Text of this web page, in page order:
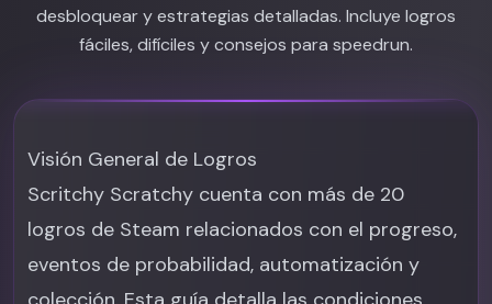
desbloquear y estrategias detalladas. Incluye logros
fáciles, difíciles y consejos para speedrun.
Visión General de Logros
Scritchy Scratchy cuenta con más de 20
logros de Steam relacionados con el progreso,
eventos de probabilidad, automatización y